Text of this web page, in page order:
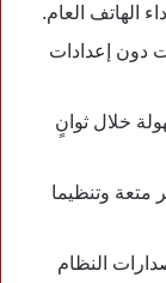
الهاتف العام.
دون إعدادات
خلال ثوانٍ
متعة وتنظيما
النظام